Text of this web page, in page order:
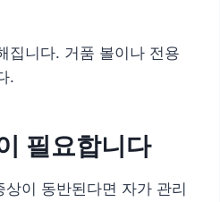
집니다. 거품 볼이나 전용
.
필요합니다
상이 동반된다면 자가 관리